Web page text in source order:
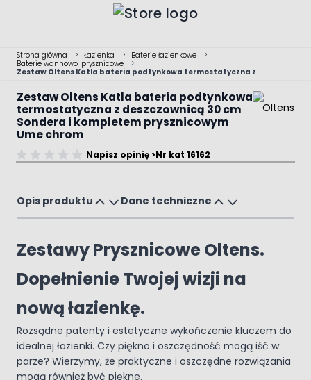
Strona główna > Łazienka > Baterie łazienkowe
>
Baterie wannowo-prysznicowe
>
Zestaw Oltens Katla bateria podtynkowa termostatyczna z
Zestaw Oltens Katla bateria podtynkowa
termostatyczna z deszczownicą 30 cm
Sondera i kompletem prysznicowym
Ume chrom
Napisz opinię >Nr kat 16162
Main image
Click to view image in fullscreen
Opis produktu Dane techniczne
Zestawy Prysznicowe Oltens.
Dopełnienie Twojej wizji na
nową łazienkę.
Rozsądne patenty i estetyczne wykończenie kluczem do
idealnej łazienki. Czy piękno i oszczędność mogą iść w
parze? Wierzymy, że praktyczne i oszczędne rozwiązania
mogą również być piękne.